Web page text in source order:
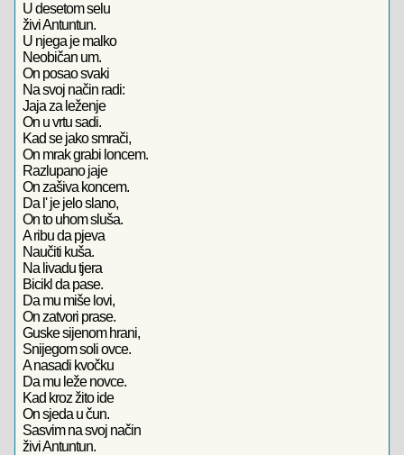
U desetom selu
živi Antuntun.
U njega je malko
Neobičan um.
On posao svaki
Na svoj način radi:
Jaja za leženje
On u vrtu sadi.
Kad se jako smrači,
On mrak grabi loncem.
Razlupano jaje
On zašiva koncem.
Da l' je jelo slano,
On to uhom sluša.
A ribu da pjeva
Naučiti kuša.
Na livadu tjera
Bicikl da pase.
Da mu miše lovi,
On zatvori prase.
Guske sijenom hrani,
Snijegom soli ovce.
A nasadi kvočku
Da mu leže novce.
Kad kroz žito ide
On sjeda u čun.
Sasvim na svoj način
živi Antuntun.